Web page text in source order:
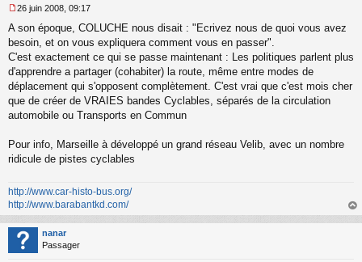
e
s
s
g
e
n
o
u
26 juin 2008, 09:17
A son époque, COLUCHE nous disait : "Ecrivez nous de quoi vous avez
besoin, et on vous expliquera comment vous en passer".
C'est exactement ce qui se passe maintenant : Les politiques parlent plus
d'apprendre a partager (cohabiter) la route, même entre modes de
déplacement qui s'opposent complètement. C'est vrai que c'est mois cher
que de créer de VRAIES bandes Cyclables, séparés de la circulation
automobile ou Transports en Commun
Pour info, Marseille à développé un grand réseau Velib, avec un nombre
ridicule de pistes cyclables
http://www.car-histo-bus.org/
http://www.barabantkd.com/
au
nanar
Passager